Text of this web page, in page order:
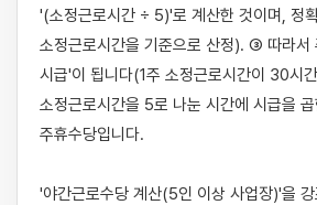
'(소정근로시간 ÷ 5)'로 계산한 것이며, 정
소정근로시간을 기준으로 산정). ③ 따라서
시급'이 됩니다(1주 소정근로시간이 30시
소정근로시간을 5로 나눈 시간에 시급을 곱
주휴수당입니다.
'야간근로수당 계산(5인 이상 사업장)'을